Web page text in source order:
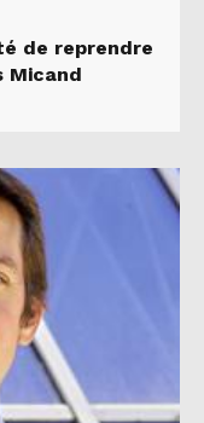
de reprendre
Micand